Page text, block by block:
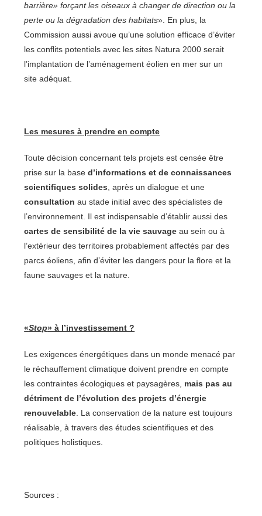
barrière» forçant les oiseaux à changer de direction ou la
perte ou la dégradation des habitats». En plus, la
Commission aussi avoue qu’une solution efficace d’éviter
les conflits potentiels avec les sites Natura 2000 serait
l’implantation de l’aménagement éolien en mer sur un
site adéquat.
Les mesuresà prendre en compte
Toute décision concernant tels projets est censée être
prise sur la based’informations et de connaissances
scientifiques solides, après un dialogue et une
consultation au stade initial avec des spécialistes de
l’environnement. Il est indispensable d’établir aussi des
cartes de sensibilité de la vie sauvage au sein ou à
l’extérieur des territoires probablement affectés par des
parcs éoliens, afin d’éviter les dangers pour la flore et la
faune sauvages et la nature.
«Stop» à l’investissement ?
Les exigences énergétiques dans un monde menacé par
le réchauffement climatique doivent prendre en compte
les contraintes écologiques et paysagères, mais pas au
détriment de l’évolution des projets d’énergie
renouvelable. La conservation de la nature est toujours
réalisable, à travers des études scientifiques et des
politiques holistiques.
Sources :